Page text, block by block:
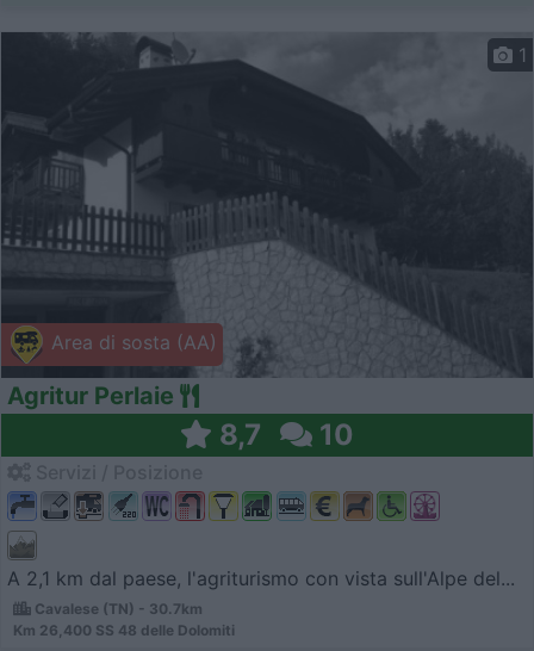
Area di sosta (AA)
1
Agritur Perlaie
8,7 10
A 2,1 km dal paese, l'agriturismo con vista sull'Alpe del...
Cavalese (TN) - 30.7km
Km 26,400 SS 48 delle Dolomiti